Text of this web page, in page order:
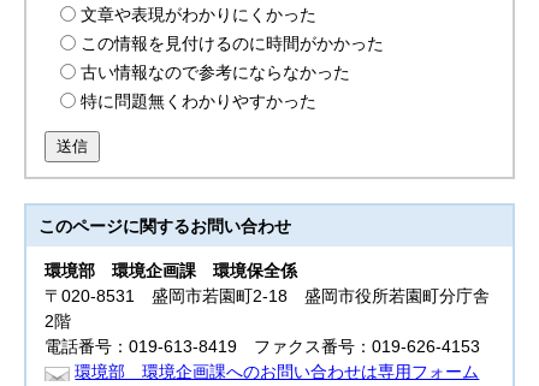
文章や表現がわかりにくかった
この情報を見付けるのに時間がかかった
古い情報なので参考にならなかった
特に問題無くわかりやすかった
送信
このページに関するお問い合わせ
環境部環境企画課 環境保全係
〒020-8531 盛岡市若園町2-18 盛岡市役所若園町分庁舎
2階
電話番号：019-613-8419 ファクス番号：019-626-4153
環境部 環境企画課へのお問い合わせは専用フォーム